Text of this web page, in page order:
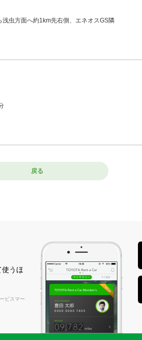
虫方面へ約1km先右側、エネオスGS隣
外へ出て右へ50m。返却時有料道路通行料必要。
戻る
うほ
ビスマー